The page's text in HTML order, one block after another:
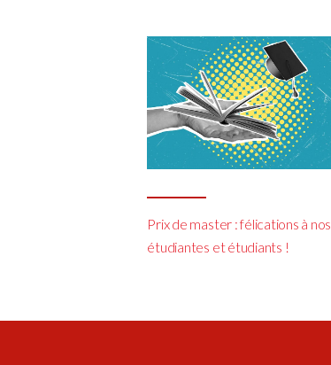
Prix de master : félications à nos
étudiantes et étudiants !